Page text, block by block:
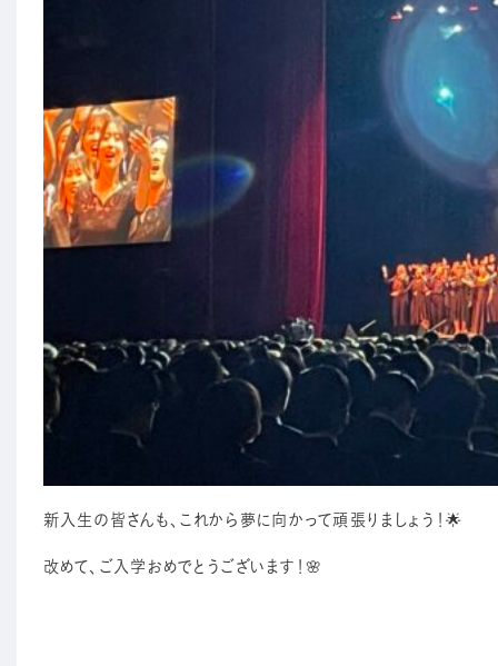
新入生の皆さんも、これから夢に向かって頑張りましょう！🌟
改めて、ご入学おめでとうございます！🌸